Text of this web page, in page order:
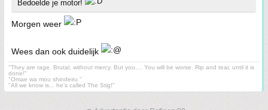
Bedoelde je motor!
Morgen weer
Wees dan ook duidelijk
"They are rage. Brutal, without mercy. But you.... You will be worse. Rip and tear, until it is
done!"
"Omae wa mou shindeiru."
"All we know is... he's called The Stig!"